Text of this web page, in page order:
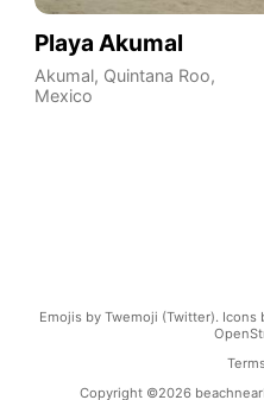
Playa Akumal
Akumal, Quintana Roo,
Mexico
Emojis by Twemoji (Twitter).
Copyright ©2026